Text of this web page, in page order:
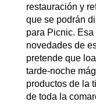
restauración y
que se podrán
para Picnic.
novedades de
pretende que
tarde-noche
productos de la
de toda la